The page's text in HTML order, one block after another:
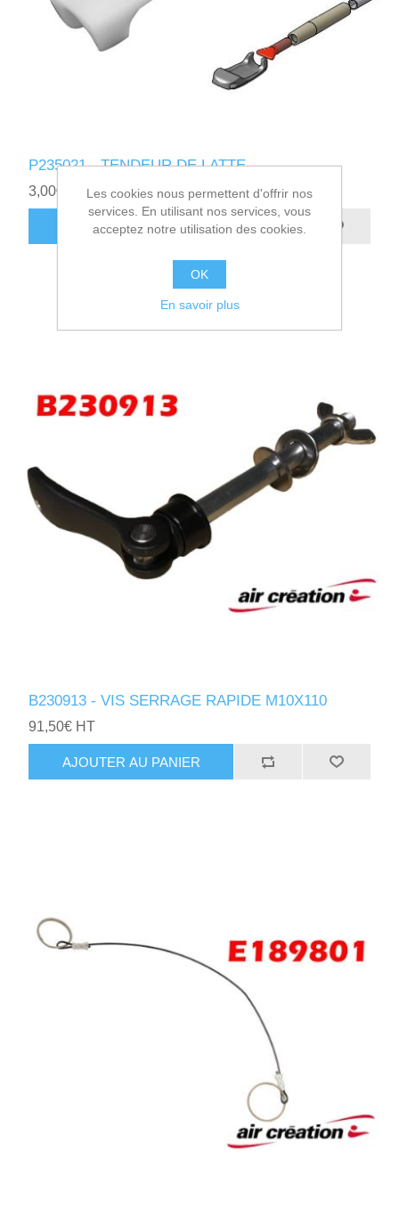
P235021 - TENDEUR DE LATTE
3,00€ HT
AJOUTER AU PANIER
B230913 - VIS SERRAGE RAPIDE M10X110
91,50€ HT
AJOUTER AU PANIER
Les cookies nous permettent d'offrir nos
services. En utilisant nos services, vous
acceptez notre utilisation des cookies.
OK
En savoir plus